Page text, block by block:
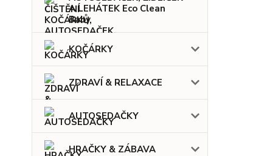
A LEHÁTEK Eco Clean
Baby
KOČÁRKY
ZDRAVÍ & RELAXACE
AUTOSEDAČKY
HRAČKY & ZÁBAVA